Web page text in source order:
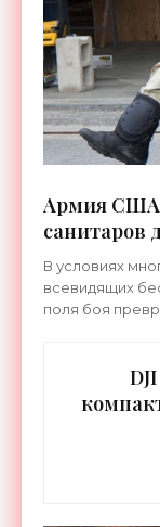
Армия США
санитаров
солдат -
В условиях
всевидящих
поля боя